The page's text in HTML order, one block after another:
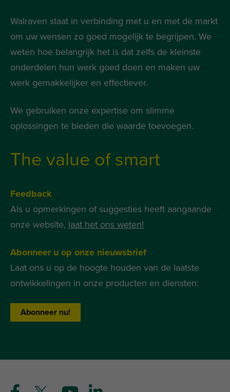
Walraven staat in verbinding met u en met de markt
om uw wensen zo goed mogelijk te begrijpen. We
weten hoe belangrijk het is dat zelfs de kleinste
onderdelen hun werk goed doen en maken uw
werk gemakkelijker en effectiever.
We gebruiken onze expertise om slimme
oplossingen te bieden die waarde toevoegen.
The value of smart
Feedback
Als u opmerkingen of suggesties heeft aangaande
onze website, laat het ons weten!
Abonneer u op onze nieuwsbrief
Laat ons u op de hoogte houden van de laatste
ontwikkelingen in onze producten en diensten:
Abonneer nu!